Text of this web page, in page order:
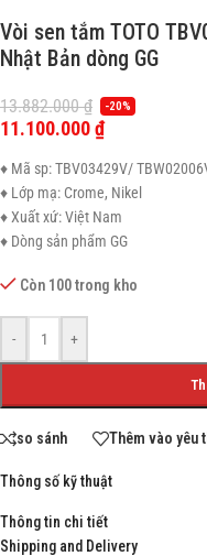
Vòi sen tắm TOTO
Nhật Bản dòng GG
13.882.000₫ -20%
11.100.000₫
♦ Mã sp: TBV03429V/
♦ Lớp mạ: Crome, Nikel
♦ Xuất xứ: Việt Nam
♦ Dòng sản phẩm GG
Còn 100 trong kho
- +
so sánh Thêm vào yêu
Thông số kỹ thuật
Thông tin chi tiết
Shipping and Delivery